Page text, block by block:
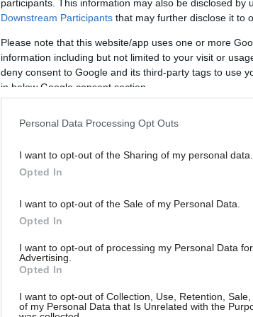
participants. This information may also be disclosed by
Downstream Participants that may further disclose it to
Please note that this website/app uses one or more
information including but not limited to your visit or
deny consent to Google and its third-party tags to use
in below Google consent section.
Personal Data Processing Opt Outs
I want to opt-out of the Sharing of my personal data.
Opted In
I want to opt-out of the Sale of my Personal Data.
Opted In
I want to opt-out of processing my Personal Data
Advertising.
Opted In
I want to opt-out of Collection, Use, Retention,
of my Personal Data that Is Unrelated with the